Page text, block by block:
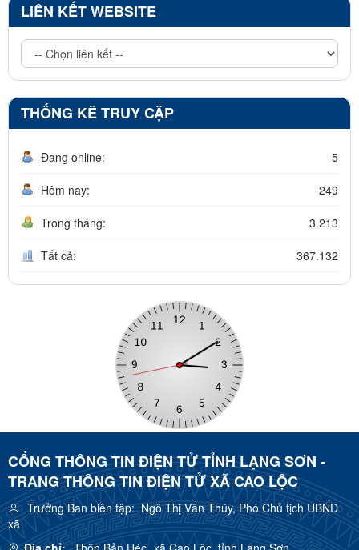
LIÊN KẾT WEBSITE
THỐNG KÊ TRUY CẬP
Đang online: 5
Hôm nay: 249
Trong tháng: 3.213
Tất cả: 367.132
CỔNG THÔNG TIN ĐIỆN TỬ TỈNH LẠNG SƠN -
TRANG THÔNG TIN ĐIỆN TỬ XÃ CAO LỘC
Trưởng Ban biên tập:Ngô Thị Vân Thúy, Phó Chủ tịch UBND
xã